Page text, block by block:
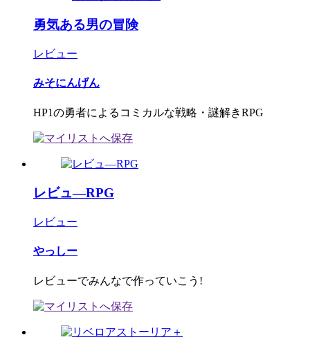
勇気ある男の冒険
レビュー
みそにんげん
HP1の勇者によるコミカルな戦略・謎解きRPG
レビュ―RPG
レビュー
やっしー
レビューでみんなで作っていこう!